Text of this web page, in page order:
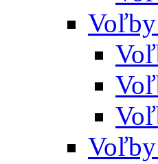
Voľby
Voľby